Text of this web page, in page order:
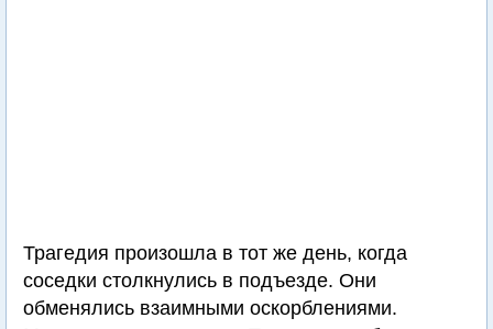
Трагедия произошла в тот же день, когда
соседки столкнулись в подъезде. Они
обменялись взаимными оскорблениями.